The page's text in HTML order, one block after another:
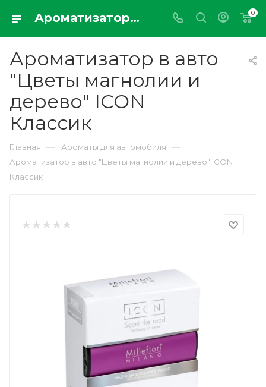
Ароматизатор в авто "Цветы магнолии и дерево" ICON Классик 0
Ароматизатор в авто
"Цветы магнолии и
дерево" ICON
Классик
Главная — Ароматы для автомобиля —
Ароматизатор в авто "Цветы магнолии и дерево" ICON
Классик